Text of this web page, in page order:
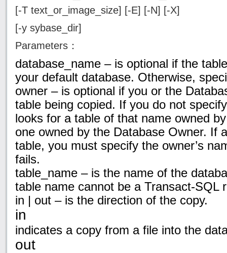
[-T text_or_image_size] [-E] [-N] [-X]
[-y sybase_dir]
Parameters：
database_name – is optional if the
your default database. Otherwise,
owner – is optional if you or the
table being copied. If you do not
looks for a table of that name owned
one owned by the Database Owner. If
table, you must specify the owner’s
fails.
table_name – is the name of the
table name cannot be a Transact-SQL
in | out – is the direction of the copy.
in
indicates a copy from a file into the
out